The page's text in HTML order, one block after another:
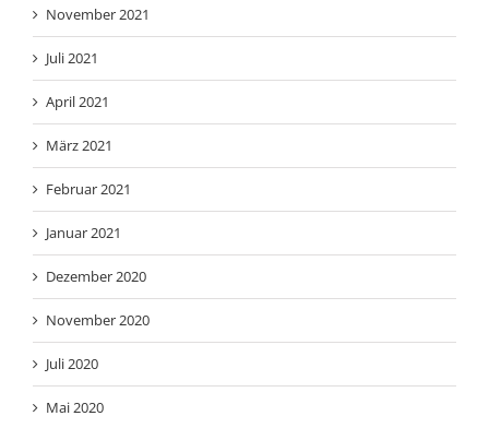
November 2021
Juli 2021
April 2021
März 2021
Februar 2021
Januar 2021
Dezember 2020
November 2020
Juli 2020
Mai 2020